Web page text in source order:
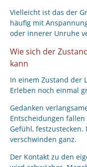
Vielleicht ist das der
häufig mit
oder innerer Unruhe
Wie sich der
kann
In einem Zustand der
Erleben noch einmal
Gedanken
Entscheidungen
Gefühl,
verschwinden ganz.
Der Kontakt zu den